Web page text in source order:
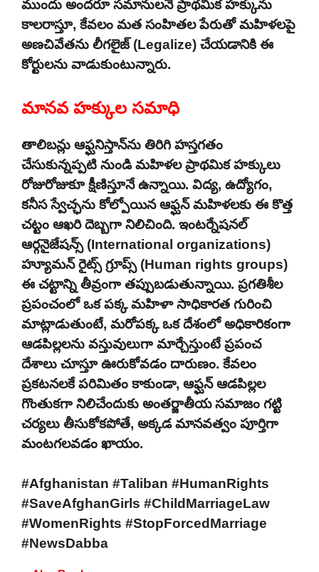
ముందు అందరూ సమానులనే ప్రాథమిక హక్కును
కాలరాస్తూ, కేవలం మత సంహితల పేరుతో మహిళలపై
అణచివేతను లీగలైజ్ (Legalize) చేయడానికి ఈ
కోర్టులను వాడుకుంటున్నారు.
మానవ హక్కుల సమాధి
తాలిబన్లు ఆఫ్ఘనిస్తాన్‌ను తిరిగి హస్తగతం
చేసుకున్నప్పటి నుండి మహిళల ప్రాథమిక హక్కులు
రోజురోజుకూ క్షీణిస్తూనే ఉన్నాయి. విద్య, ఉద్యోగం,
కనీస స్వేచ్ఛను కోల్పోయిన ఆఫ్ఘన్ మహిళలకు ఈ కొత్త
చట్టం ఆఖరి దెబ్బగా నిలిచింది. ఇంటర్నేషనల్
ఆర్గనైజేషన్స్ (International organizations)
హ్యూమన్ రైట్స్ గ్రూప్స్ (Human rights groups)
ఈ చట్టాన్ని తీవ్రంగా తప్పుబడుతున్నాయి. ప్రగతిశీల
ప్రపంచంలో ఒక పక్క మహిళా సాధికారత గురించి
మాట్లాడుతుంటే, మరోపక్క ఒక దేశంలో అధికారికంగా
ఆడపిల్లలను వస్తువులుగా మార్చేస్తుంటే ప్రపంచ
దేశాలు చూస్తూ ఊరుకోవడం దారుణం. కేవలం
ప్రకటనలకే పరిమితం కాకుండా, ఆఫ్ఘన్ ఆడపిల్లల
గొంతుకగా నిలిచేందుకు అంతర్జాతీయ సమాజం గట్టి
చర్యలు తీసుకోకపోతే, అక్కడ మానవత్వం పూర్తిగా
మంటగలవడం ఖాయం.
#Afghanistan #Taliban #HumanRights
#SaveAfghanGirls #ChildMarriageLaw
#WomenRights #StopForcedMarriage
#NewsDabba